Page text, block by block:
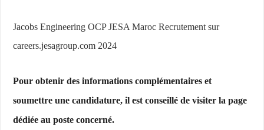
Jacobs Engineering OCP JESA Maroc Recrutement sur
careers.jesagroup.com 2024
Pour obtenir des informations complémentaires et
soumettre une candidature, il est conseillé de visiter la page
dédiée au poste concerné.